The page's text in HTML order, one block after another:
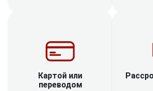
Картой или
переводом